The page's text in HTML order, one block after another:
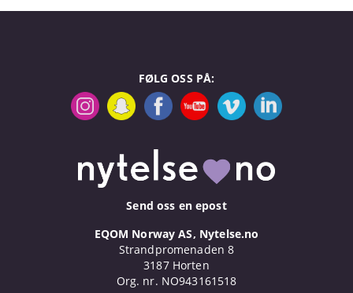
FØLG OSS PÅ:
Send oss en epost
EQOM Norway AS, Nytelse.no
Strandpromenaden 8
3187 Horten
Org. nr. NO943161518